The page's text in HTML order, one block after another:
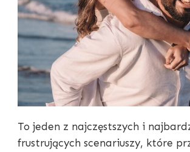
To jeden z najczęstszych i
frustrujących scenariuszy, które